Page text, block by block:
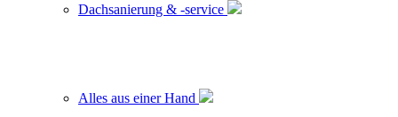
Dachsanierung & -service
Alles aus einer Hand